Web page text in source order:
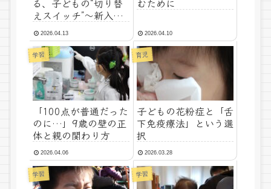
る、子どもの“切り替
えスイッチ”〜新入
園・新生活に親ができ
ること〜
2026.04.13
むために
2026.04.10
学習
「100点が普通だった
のに…」9歳の壁の正
体と親の関わり方
2026.04.06
育児
子どもの花粉症と「舌
下免疫療法」という選
択
2026.03.28
学習 学習